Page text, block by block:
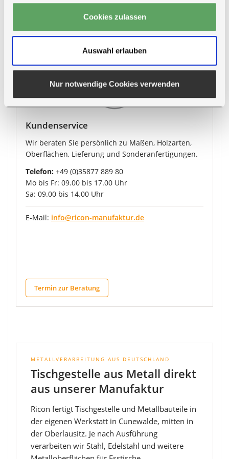
Cookies zulassen
Auswahl erlauben
Nur notwendige Cookies verwenden
Mehr zur Lieferung
Kundenservice
Wir beraten Sie persönlich zu Maßen, Holzarten,
Oberflächen, Lieferung und Sonderanfertigungen.
Telefon: +49 (0)35877 889 80
Mo bis Fr: 09.00 bis 17.00 Uhr
Sa: 09.00 bis 14.00 Uhr
E-Mail: info@ricon-manufaktur.de
Termin zur Beratung
METALLVERARBEITUNG AUS DEUTSCHLAND
Tischgestelle aus Metall direkt
aus unserer Manufaktur
Ricon fertigt Tischgestelle und Metallbauteile in
der eigenen Werkstatt in Cunewalde, mitten in
der Oberlausitz. Je nach Ausführung
verarbeiten wir Stahl, Edelstahl und weitere